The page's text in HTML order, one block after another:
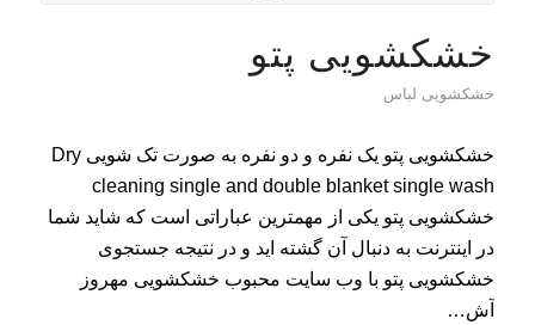
خشکشویی پتو
خشکشویی لباس
خشکشویی پتو یک نفره و دو نفره به صورت تک شویی Dry
cleaning single and double blanket single wash
خشکشویی پتو یکی از مهمترین عباراتی است که شاید شما
در اینترنت به دنبال آن گشته اید و در نتیجه جستجوی
خشکشویی پتو با وب سایت محبوب خشکشویی مهروز
آش…